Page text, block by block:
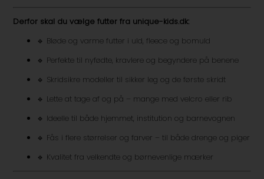
Derfor skal du vælge futter fra unique-kids.dk:
🔹 Bløde og varme futter i uld, fleece og bomuld
🔹 Perfekte til nyfødte, kravlere og begyndere på benene
🔹 Skridsikre modeller til sikker leg og de første skridt
🔹 Lette at tage af og på – mange med velcro eller rib
🔹 Ideelle til både hjemmet, institution og barnevognen
🔹 Fås i flere størrelser og farver – til både drenge og piger
🔹 Kvalitet fra velkendte og børnevenlige mærker